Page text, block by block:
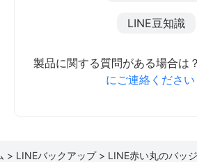
LINE豆知識
製品に関する質問がある場合は？
にご連絡くださ
> LINEバックアップ > LINE赤い丸のバッ